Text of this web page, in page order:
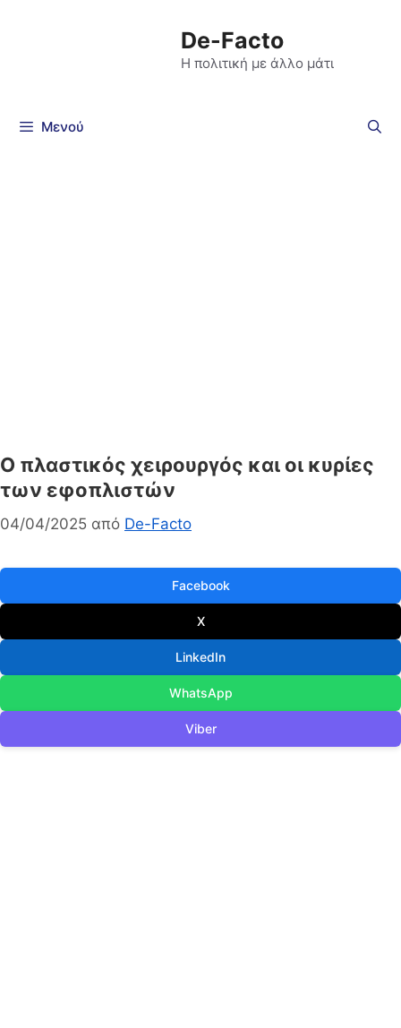
De-Facto
Η πολιτική με άλλο μάτι
Μενού
Ο πλαστικός χειρουργός και οι κυρίες
των εφοπλιστών
04/04/2025 από De-Facto
Facebook
X
LinkedIn
WhatsApp
Viber